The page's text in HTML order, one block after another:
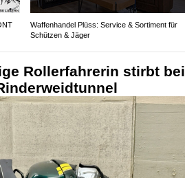
Waffenhandel Plüss: Service & Sortiment für
Schützen & Jäger
Rollerfahrerin stirbt bei